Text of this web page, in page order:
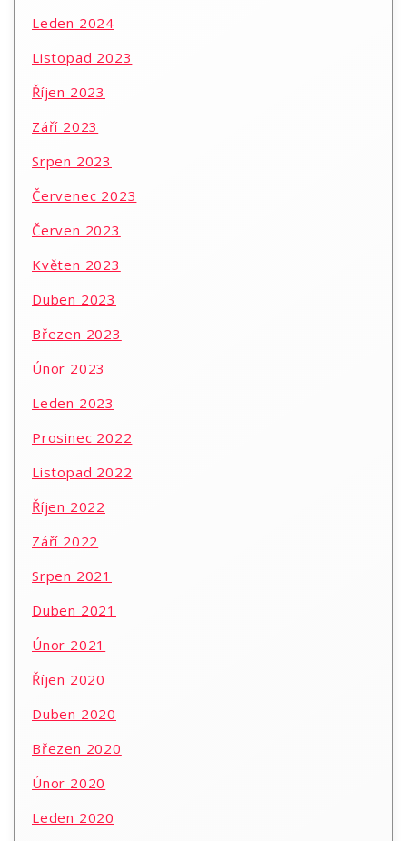
Leden 2024
Listopad 2023
Říjen 2023
Září 2023
Srpen 2023
Červenec 2023
Červen 2023
Květen 2023
Duben 2023
Březen 2023
Únor 2023
Leden 2023
Prosinec 2022
Listopad 2022
Říjen 2022
Září 2022
Srpen 2021
Duben 2021
Únor 2021
Říjen 2020
Duben 2020
Březen 2020
Únor 2020
Leden 2020